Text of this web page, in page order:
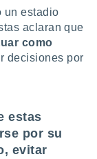
un estadio
aclaran que
como
decisiones por
estas
por su
evitar